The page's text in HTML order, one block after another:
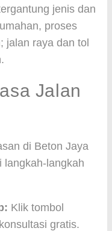
jenis dan
proses
jalan raya dan tol
Jalan
di Beton Jaya
langkah-langkah
Klik tombol
gratis.